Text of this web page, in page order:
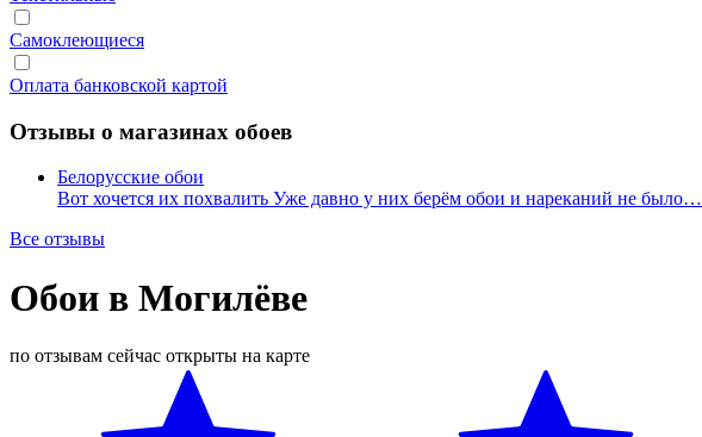
Самоклеющиеся
Оплата банковской картой
Отзывы о магазинах обоев
Белорусские обои
Вот хочется их похвалить Уже давно у них берём обои и нареканий не было…
Все отзывы
Обои в Могилёве
по отзывам сейчас открыты на карте